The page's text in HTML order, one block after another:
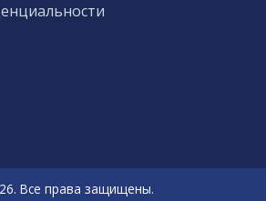
Все права защищены.